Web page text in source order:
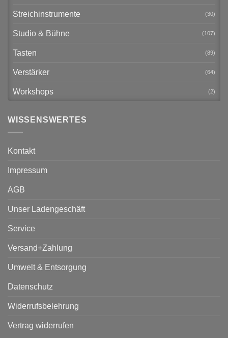
Streichinstrumente (30)
Studio & Bühne (107)
Tasten (89)
Verstärker (64)
Workshops (2)
WISSENSWERTES
Kontakt
Impressum
AGB
Unser Ladengeschäft
Service
Versand+Zahlung
Umwelt & Entsorgung
Datenschutz
Widerrufsbelehrung
Vertrag widerrufen